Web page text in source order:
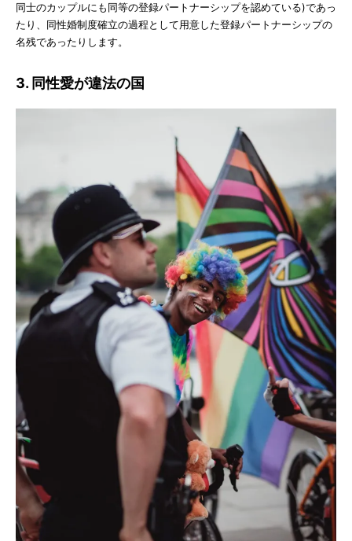
同士のカップルにも同等の登録パートナーシップを認めている)であっ
たり、同性婚制度確立の過程として用意した登録パートナーシップの
名残であったりします。
3. 同性愛が違法の国